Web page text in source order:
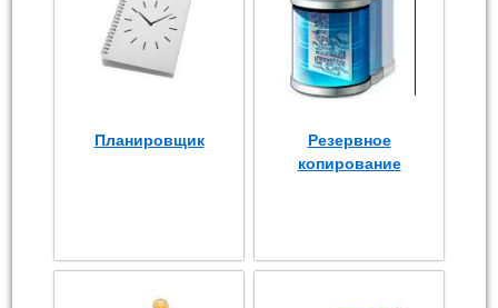
Планировщик
Резервное
копирование